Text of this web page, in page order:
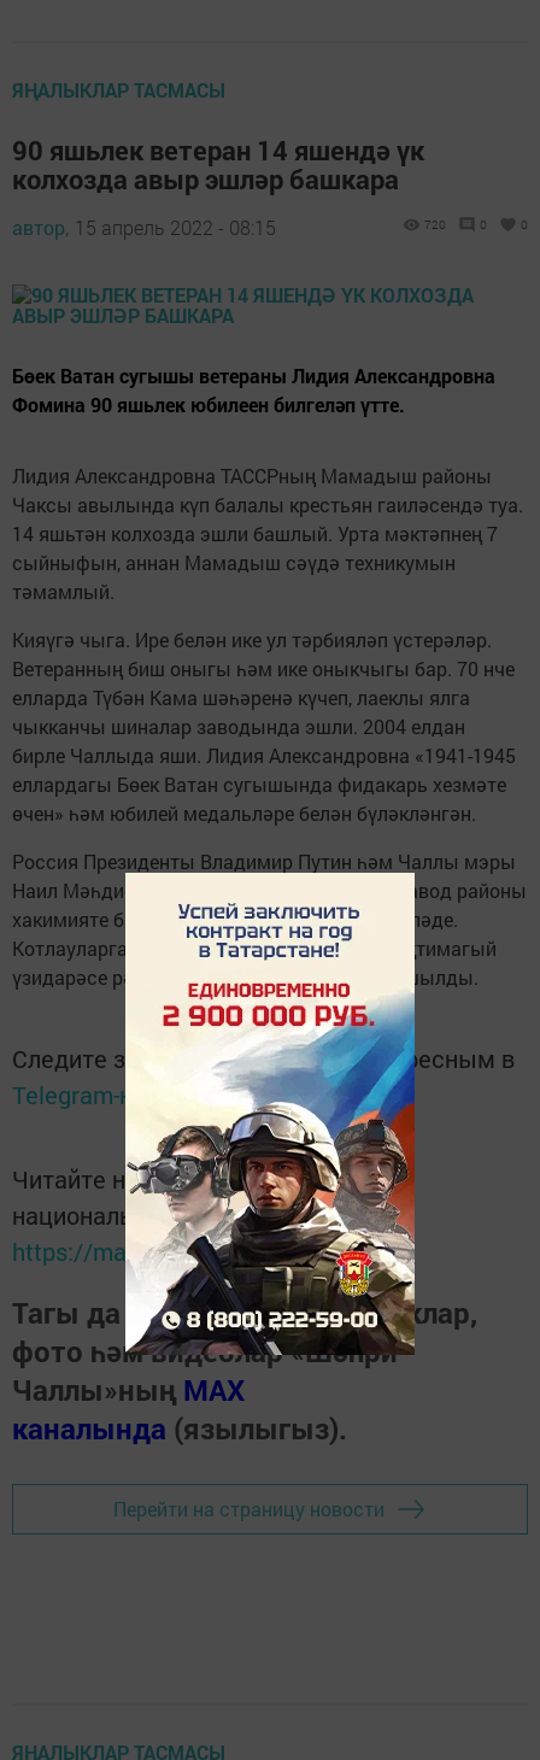
ЯҢАЛЫКЛАР ТАСМАСЫ
90 яшьлек ветеран 14 яшендә үк
колхозда авыр эшләр башкара
автор, 15 апрель 2022 - 08:15 720 0 0
Бөек Ватан сугышы ветераны Лидия Александровна
Фомина 90 яшьлек юбилеен билгеләп үтте.
Лидия Александровна ТАССРның Мамадыш районы
Чаксы авылында күп балалы крестьян гаиләсендә туа.
14 яшьтән колхозда эшли башлый. Урта мәктәпнең 7
сыйныфын, аннан Мамадыш сәүдә техникумын
тәмамлый.
Кияүгә чыга. Ире белән ике ул тәрбияләп үстерәләр.
Ветеранның биш оныгы һәм ике оныкчыгы бар. 70 нче
елларда Түбән Кама шәһәренә күчеп, лаеклы ялга
чыкканчы шиналар заводында эшли. 2004 елдан
бирле Чаллыда яши. Лидия Александровна «1941-1945
еллардагы Бөек Ватан сугышында фидакарь хезмәте
өчен» һәм юбилей медальләре белән бүләкләнгән.
Россия Президенты Владимир Путин һәм Чаллы мэры
Наил Мәһдиев исеменнән юбилярны Автозавод районы
хакимияте башлыгы Винер Харисов тәбрикләде.
Котлауларга «Солнечный» территориаль иҗтимагый
үзидарәсе рәисе Наталья Удальцова да кушылды.
Следите за самым важным и интересным в
Telegram-канале
Татмедиа
Читайте новости Татарстана в
национальном мессенджере MАХ:
https://max.ru/tatmedia
Тагы да кызыклырак яңалыклар,
фото һәм видеолар «Шәһри
Чаллы»ның MAX
каналында (язылыгыз).
Перейти на страницу новости
ЯҢАЛЫКЛАР ТАСМАСЫ